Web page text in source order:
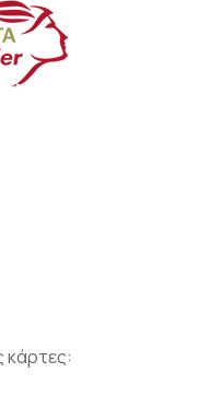
κάρτες: